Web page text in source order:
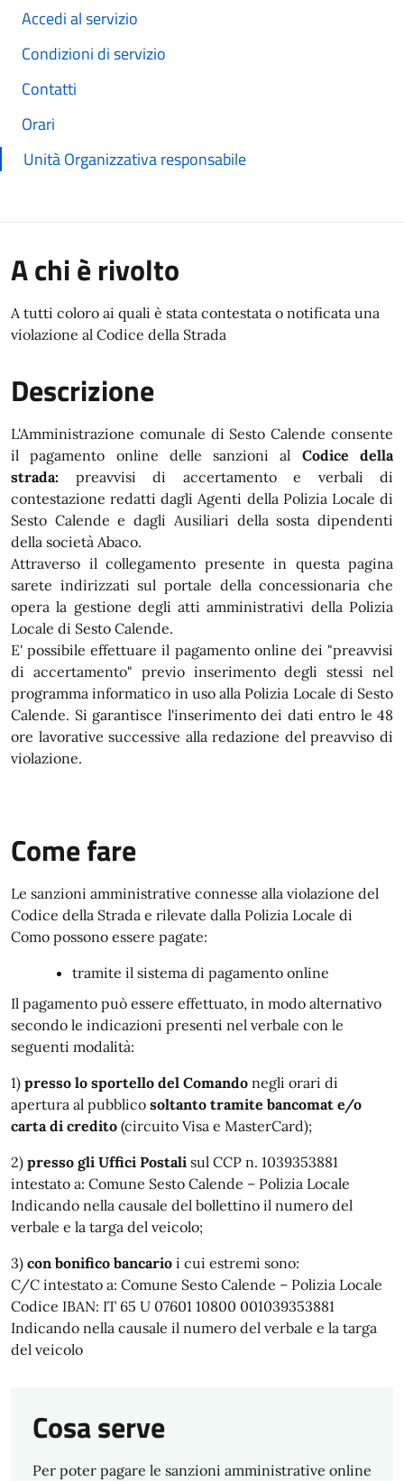
Accedi al servizio
Condizioni di servizio
Contatti
Orari
Unità Organizzativa responsabile
A chi è rivolto
A tutti coloro ai quali è stata contestata o notificata una
violazione al Codice della Strada
Descrizione
L'Amministrazione comunale di Sesto Calende consente
il pagamento online delle sanzioni al Codice della
strada: preavvisi di accertamento e verbali di
contestazione redatti dagli Agenti della Polizia Locale di
Sesto Calende e dagli Ausiliari della sosta dipendenti
della società Abaco.
Attraverso il collegamento presente in questa pagina
sarete indirizzati sul portale della concessionaria che
opera la gestione degli atti amministrativi della Polizia
Locale di Sesto Calende.
E' possibile effettuare il pagamento online dei "preavvisi
di accertamento" previo inserimento degli stessi nel
programma informatico in uso alla Polizia Locale di Sesto
Calende. Si garantisce l'inserimento dei dati entro le 48
ore lavorative successive alla redazione del preavviso di
violazione.
Come fare
Le sanzioni amministrative connesse alla violazione del
Codice della Strada e rilevate dalla Polizia Locale di
Como possono essere pagate:
tramite il sistema di pagamento online
Il​ ​pagamento​ ​può essere effettuato, in modo alternativo
secondo le indicazioni presenti nel verbale con le
seguenti modalità:
1) presso lo sportello del Comando negli orari di
apertura al pubblico soltanto tramite bancomat e/o
carta di credito (circuito Visa e MasterCard);
2) presso gli Uffici Postali sul CCP n. 1039353881
intestato a: Comune Sesto Calende – Polizia Locale
Indicando nella causale del bollettino il numero del
verbale e la targa del veicolo;
3) con bonifico bancario i cui estremi sono:
C/C intestato a: Comune Sesto Calende – Polizia Locale
Codice IBAN: IT 65 U 07601 10800 001039353881
Indicando nella causale il numero del verbale e la targa
del veicolo
Cosa serve
Per poter pagare le sanzioni amministrative online